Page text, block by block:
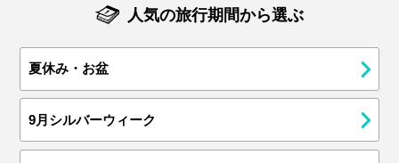
人気の旅行期間から選ぶ
夏休み・お盆
9月シルバーウィーク